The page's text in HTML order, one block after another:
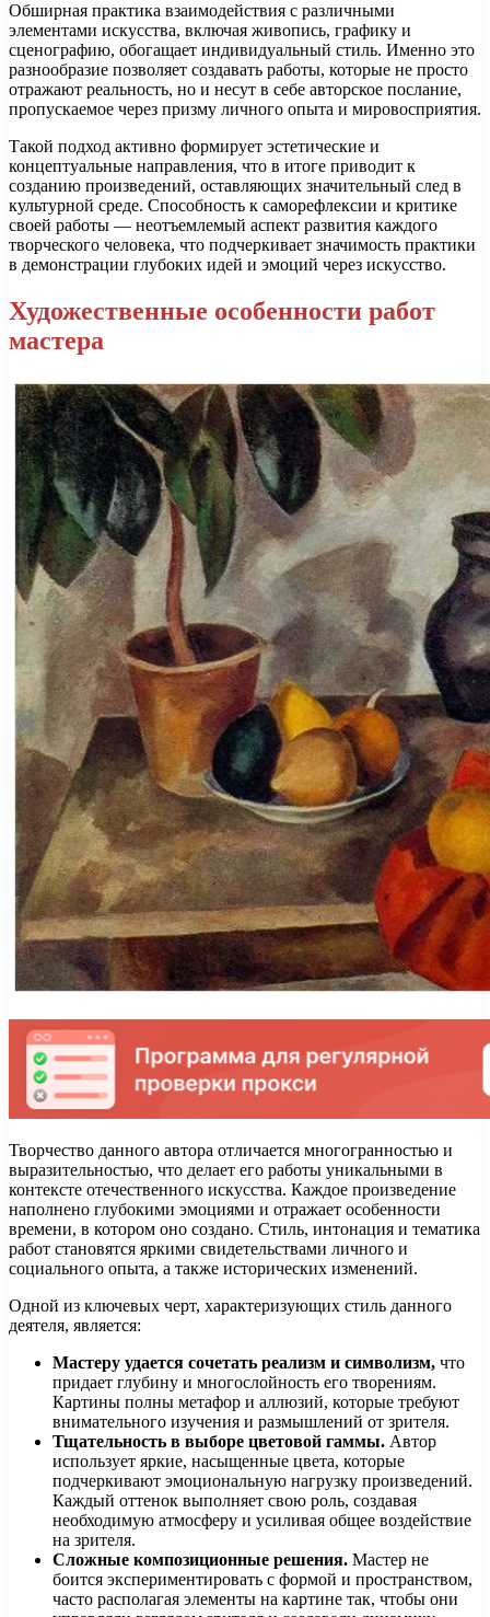
Обширная практика взаимодействия с различными
элементами искусства, включая живопись, графику и
сценографию, обогащает индивидуальный стиль. Именно это
разнообразие позволяет создавать работы, которые не просто
отражают реальность, но и несут в себе авторское послание,
пропускаемое через призму личного опыта и мировосприятия.
Такой подход активно формирует эстетические и
концептуальные направления, что в итоге приводит к
созданию произведений, оставляющих значительный след в
культурной среде. Способность к саморефлексии и критике
своей работы — неотъемлемый аспект развития каждого
творческого человека, что подчеркивает значимость практики
в демонстрации глубоких идей и эмоций через искусство.
Художественные особенности работ
мастера
Творчество данного автора отличается многогранностью и
выразительностью, что делает его работы уникальными в
контексте отечественного искусства. Каждое произведение
наполнено глубокими эмоциями и отражает особенности
времени, в котором оно создано. Стиль, интонация и тематика
работ становятся яркими свидетельствами личного и
социального опыта, а также исторических изменений.
Одной из ключевых черт, характеризующих стиль данного
деятеля, является:
Мастеру удается сочетать реализм и символизм, что
придает глубину и многослойность его творениям.
Картины полны метафор и аллюзий, которые требуют
внимательного изучения и размышлений от зрителя.
Тщательность в выборе цветовой гаммы. Автор
использует яркие, насыщенные цвета, которые
подчеркивают эмоциональную нагрузку произведений.
Каждый оттенок выполняет свою роль, создавая
необходимую атмосферу и усиливая общее воздействие
на зрителя.
Сложные композиционные решения. Мастер не
боится экспериментировать с формой и пространством,
часто располагая элементы на картине так, чтобы они